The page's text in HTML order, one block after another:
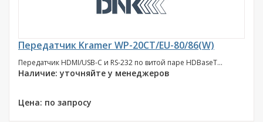
Передатчик Kramer WP-20CT/EU-80/86(W)
Передатчик HDMI/USB-C и RS-232 по витой паре HDBaseT...
Наличие: уточняйте у менеджеров
Цена: по запросу